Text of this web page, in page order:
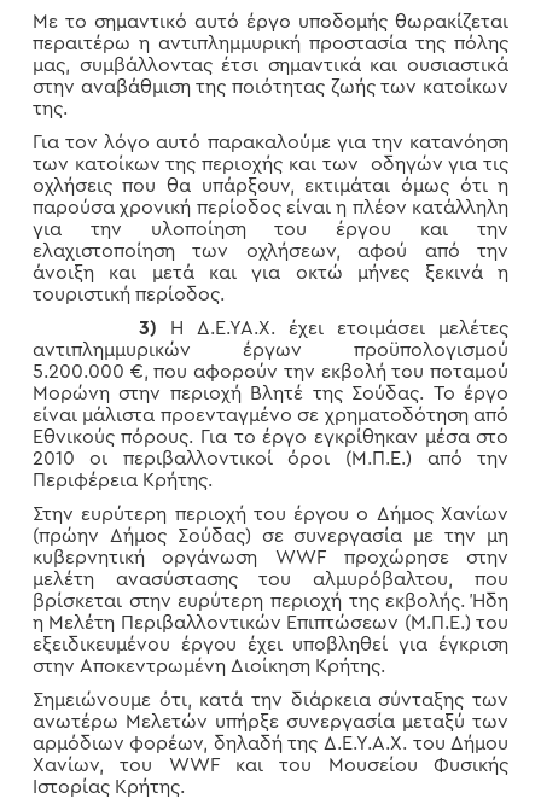
Με το σημαντικό αυτό έργο υποδομής θωρακίζεται
περαιτέρω η αντιπλημμυρική προστασία της πόλης
μας, συμβάλλοντας έτσι σημαντικά και ουσιαστικά
στην αναβάθμιση της ποιότητας ζωής των κατοίκων
της.
Για τον λόγο αυτό παρακαλούμε για την κατανόηση
των κατοίκων της περιοχής και των οδηγών για τις
οχλήσεις που θα υπάρξουν, εκτιμάται όμως ότι η
παρούσα χρονική περίοδος είναι η πλέον κατάλληλη
για την υλοποίηση του έργου και την
ελαχιστοποίηση των οχλήσεων, αφού από την
άνοιξη και μετά και για οκτώ μήνες ξεκινά η
τουριστική περίοδος.
3)
Η Δ.Ε.ΥΑ.Χ. έχει ετοιμάσει μελέτες
αντιπλημμυρικών έργων προϋπολογισμού
5.200.000 €, που αφορούν την εκβολή του ποταμού
Μορώνη στην περιοχή Βλητέ της Σούδας. Το έργο
είναι μάλιστα προενταγμένο σε χρηματοδότηση από
Εθνικούς πόρους. Για το έργο εγκρίθηκαν μέσα στο
2010 οι περιβαλλοντικοί όροι (Μ.Π.Ε.) από την
Περιφέρεια Κρήτης.
Στην ευρύτερη περιοχή του έργου ο Δήμος Χανίων
(πρώην Δήμος Σούδας) σε συνεργασία με την μη
κυβερνητική οργάνωση WWF προχώρησε στην
μελέτη ανασύστασης του αλμυρόβαλτου, που
βρίσκεται στην ευρύτερη περιοχή της εκβολής. Ήδη
η Μελέτη Περιβαλλοντικών Επιπτώσεων (Μ.Π.Ε.) του
εξειδικευμένου έργου έχει υποβληθεί για έγκριση
στην Αποκεντρωμένη Διοίκηση Κρήτης.
Σημειώνουμε ότι, κατά την διάρκεια σύνταξης των
ανωτέρω Μελετών υπήρξε συνεργασία μεταξύ των
αρμόδιων φορέων, δηλαδή της Δ.Ε.Υ.Α.Χ. του Δήμου
Χανίων, του WWF και του Μουσείου Φυσικής
Ιστορίας Κρήτης.